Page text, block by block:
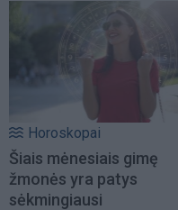
Horoskopai
Šiais mėnesiais gimę
žmonės yra patys
sėkmingiausi